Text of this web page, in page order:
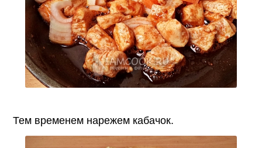
Тем временем нарежем кабачок.